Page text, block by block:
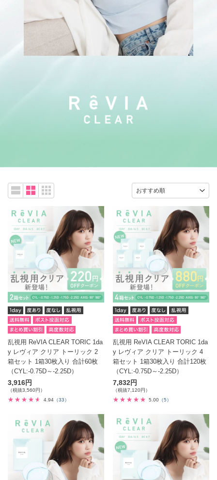
乱視用 ReVIA CLEAR TORIC 1da
y レヴィア クリア トーリック 2
箱セット 1箱30枚入り 合計60枚
（CYL:-0.75D～-2.25D）
3,916円
（税抜3,560円）
4.94 （33）
乱視用 ReVIA CLEAR TORIC 1da
y レヴィア クリア トーリック 4
箱セット 1箱30枚入り 合計120枚
（CYL:-0.75D～-2.25D）
7,832円
（税抜7,120円）
5.00 （5）